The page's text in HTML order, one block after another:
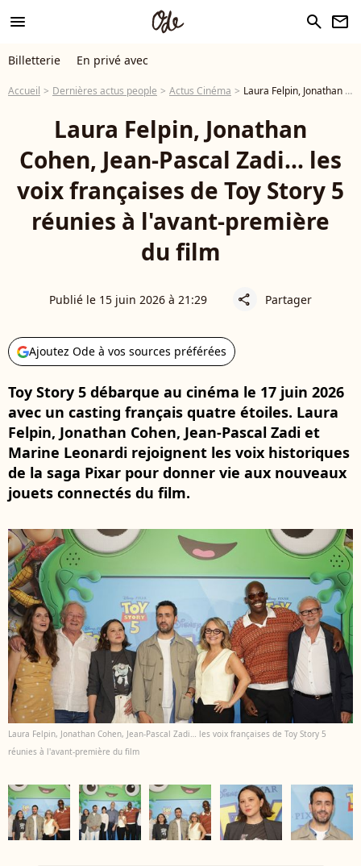
menu search newsletter
Billetterie En privé avec
Accueil Dernières actus people Actus Cinéma Laura Felpin, Jonathan Cohen, Jean-Pascal Zadi… les voix françaises de Toy Story 5 réunies à l'avant-première du film
Laura Felpin, Jonathan
Cohen, Jean-Pascal Zadi… les
voix françaises de Toy Story 5
réunies à l'avant-première
du film
Publié le 15 juin 2026 à 21:29 share Partager
Ajoutez Ode à vos sources préférées
Toy Story 5 débarque au cinéma le 17 juin 2026
avec un casting français quatre étoiles. Laura
Felpin, Jonathan Cohen, Jean-Pascal Zadi et
Marine Leonardi rejoignent les voix historiques
de la saga Pixar pour donner vie aux nouveaux
jouets connectés du film.
Laura Felpin, Jonathan Cohen, Jean-Pascal Zadi… les voix françaises de Toy Story 5
réunies à l'avant-première du film